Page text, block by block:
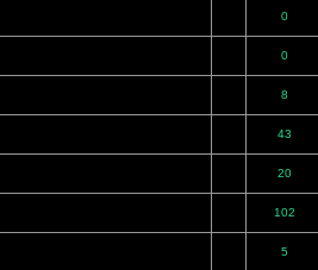
0
0
8
43
20
102
5